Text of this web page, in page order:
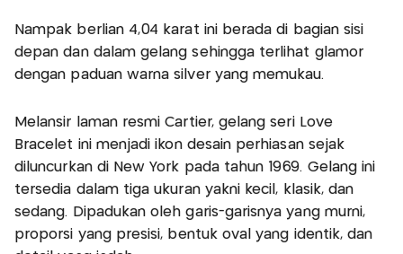
Nampak berlian 4,04 karat ini berada di bagian sisi
depan dan dalam gelang sehingga terlihat glamor
dengan paduan warna silver yang memukau.
Melansir laman resmi Cartier, gelang seri Love
Bracelet ini menjadi ikon desain perhiasan sejak
diluncurkan di New York pada tahun 1969. Gelang ini
tersedia dalam tiga ukuran yakni kecil, klasik, dan
sedang. Dipadukan oleh garis-garisnya yang murni,
proporsi yang presisi, bentuk oval yang identik, dan